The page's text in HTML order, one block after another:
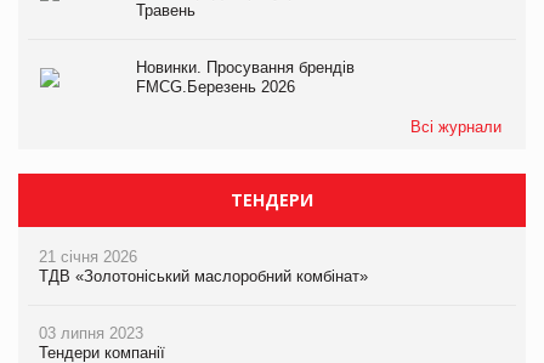
Травень
Новинки. Просування брендів
FMCG.Березень 2026
Всі журнали
ТЕНДЕРИ
21 січня 2026
ТДВ «Золотоніський маслоробний комбінат»
03 липня 2023
Тендери компанії